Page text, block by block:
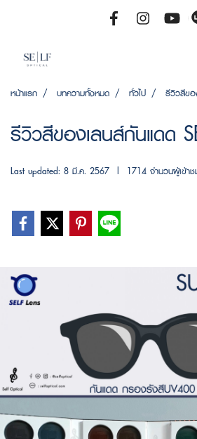
หน้าแรก บทความทั้งหมด ทั่วไป รีวิวสีขอ
รีวิวสีของเลนส์กันแดด
Last updated: 8 มี.ค. 2567 | 1714 จำนวนผู้เข้า